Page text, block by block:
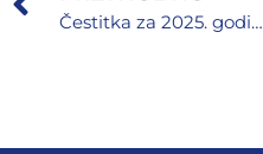
Čestitka za 2025. godinu